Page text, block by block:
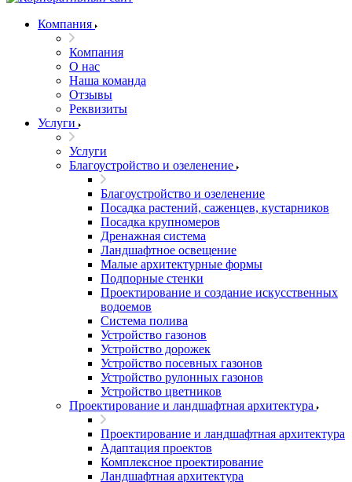
Компания
Компания
О нас
Наша команда
Отзывы
Реквизиты
Услуги
Услуги
Благоустройство и озеленение
Благоустройство и озеленение
Посадка растений, саженцев, кустарников
Посадка крупномеров
Дренажная система
Ландшафтное освещение
Малые архитектурные формы
Подпорные стенки
Проектирование и создание искусственных
водоемов
Система полива
Устройство газонов
Устройство дорожек
Устройство посевных газонов
Устройство рулонных газонов
Устройство цветников
Проектирование и ландшафтная архитектура
Проектирование и ландшафтная архитектура
Адаптация проектов
Комплексное проектирование
Ландшафтная архитектура